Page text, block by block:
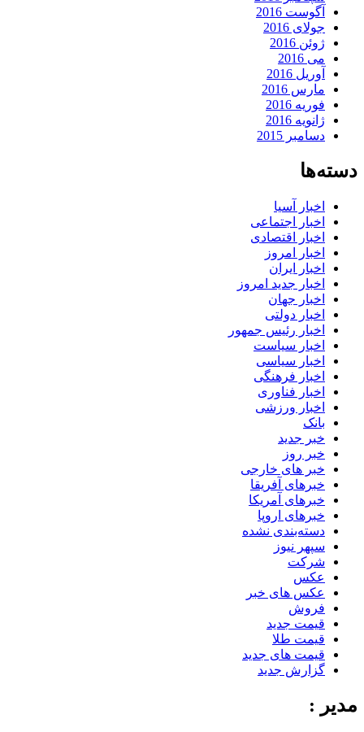
آگوست 2016
جولای 2016
ژوئن 2016
می 2016
آوریل 2016
مارس 2016
فوریه 2016
ژانویه 2016
دسامبر 2015
دسته‌ها
اخبار آسیا
اخبار اجتماعی
اخبار اقتصادی
اخبار امروز
اخبار ایران
اخبار جدید امروز
اخبار جهان
اخبار دولتی
اخبار رئیس جمهور
اخبار سیاست
اخبار سیاسی
اخبار فرهنگی
اخبار فناوری
اخبار ورزشی
بانک
خبر جدید
خبر روز
خبر های خارجی
خبرهای آفریقا
خبرهای آمریکا
خبرهای اروپا
دسته‌بندی نشده
سپهر نیوز
شرکت
عکس
عکس های خبر
فروش
قیمت جدید
قیمت طلا
قیمت های جدید
گزارش جدید
مدیر :